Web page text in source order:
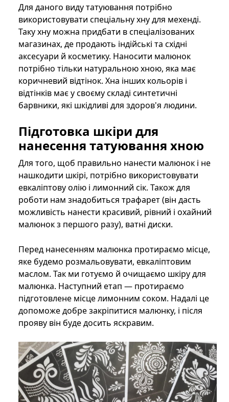
Для даного виду татуювання потрібно
використовувати спеціальну хну для мехенді.
Таку хну можна придбати в спеціалізованих
магазинах, де продають індійські та східні
аксесуари й косметику. Наносити малюнок
потрібно тільки натуральною хною, яка має
коричневий відтінок. Хна інших кольорів і
відтінків має у своєму складі синтетичні
барвники, які шкідливі для здоров'я людини.
Підготовка шкіри для
нанесення татуювання хною
Для того, щоб правильно нанести малюнок і не
нашкодити шкірі, потрібно використовувати
евкаліптову олію і лимонний сік. Також для
роботи нам знадобиться трафарет (він дасть
можливість нанести красивий, рівний і охайний
малюнок з першого разу), ватні диски.
Перед нанесенням малюнка протираємо місце,
яке будемо розмальовувати, евкаліптовим
маслом. Так ми готуємо й очищаємо шкіру для
малюнка. Наступний етап — протираємо
підготовлене місце лимонним соком. Надалі це
допоможе добре закріпитися малюнку, і після
прояву він буде досить яскравим.